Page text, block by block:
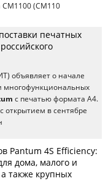
CM1100 (CM110
печатных
объявляет о начале
многофункциональных
с печатью формата А4.
открытием в сентябре
Pantum 4S Efficiency:
дома, малого и
также крупных